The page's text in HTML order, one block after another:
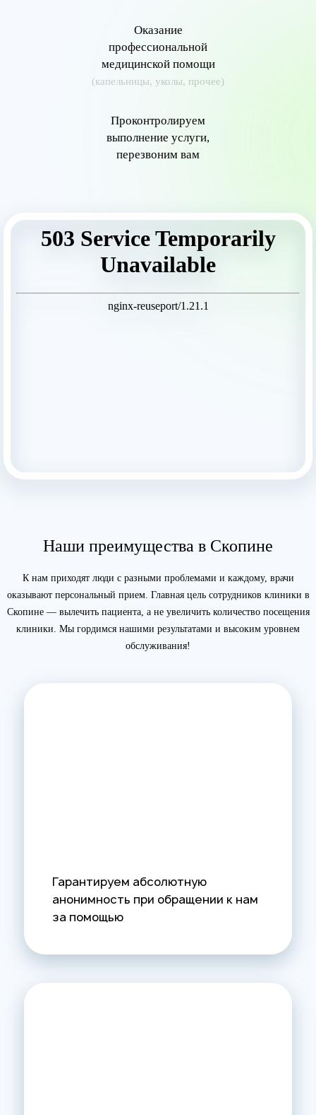
Оказание
профессиональной
медицинской помощи
(капельницы, уколы, прочее)
Проконтролируем
выполнение услуги,
перезвоним вам
Наши преимущества в Скопине
К нам приходят люди с разными проблемами и каждому, врачи
оказывают персональный прием. Главная цель сотрудников клиники в
Скопине — вылечить пациента, а не увеличить количество посещения
клиники. Мы гордимся нашими результатами и высоким уровнем
обслуживания!
Гарантируем абсолютную
анонимность при обращении к нам
за помощью